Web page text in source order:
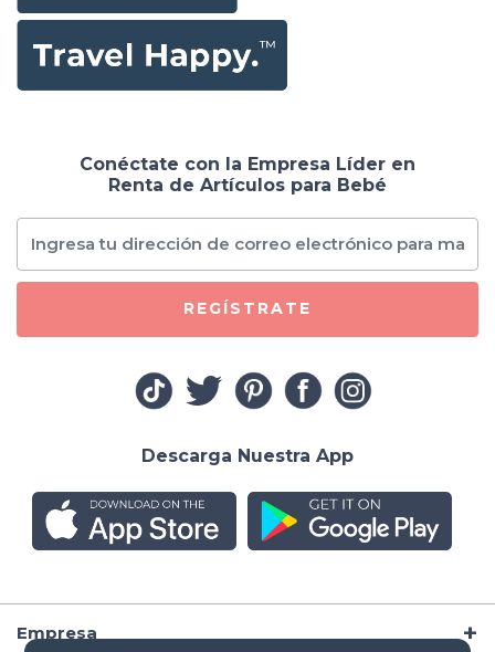
Empresa
Conéctate con la Empresa Líder en
Renta de Artículos para Bebé
REGÍSTRATE
Descarga Nuestra App